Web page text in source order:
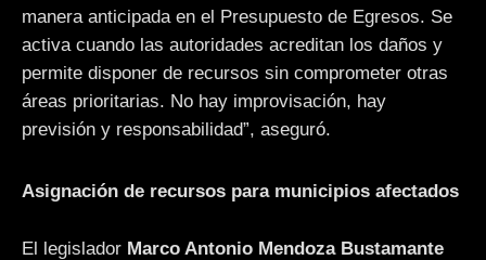
manera anticipada en el Presupuesto de Egresos. Se
activa cuando las autoridades acreditan los daños y
permite disponer de recursos sin comprometer otras
áreas prioritarias. No hay improvisación, hay
previsión y responsabilidad”, aseguró.
Asignación de recursos para municipios afectados
El legislador Marco Antonio Mendoza Bustamante